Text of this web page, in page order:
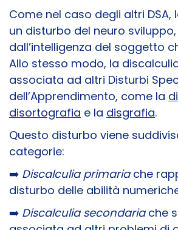
Come nel caso degli altri DSA,
un disturbo del neuro
dall’intelligenza del soggetto
Allo stesso modo, la
associata ad altri Disturbi
dell’Apprendimento, come la
disortografia e la disgrafia.
Questo disturbo viene
categorie:
➡️ Discalculia primariache
disturbo delle abilità
➡️ Discalculia secondariache